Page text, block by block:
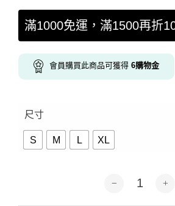
滿1000免運，滿1500再折
會員購買此商品可獲得 6購物金
尺寸
S M L XL
aoi-来るのか